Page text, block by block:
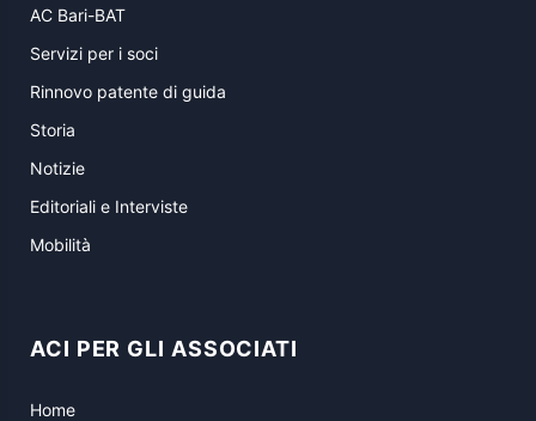
AC Bari-BAT
Servizi per i soci
Rinnovo patente di guida
Storia
Notizie
Editoriali e Interviste
Mobilità
ACI PER GLI ASSOCIATI
Home